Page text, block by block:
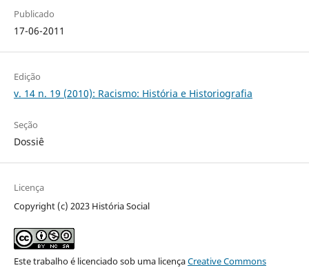
Publicado
17-06-2011
Edição
v. 14 n. 19 (2010): Racismo: História e Historiografia
Seção
Dossiê
Licença
Copyright (c) 2023 História Social
Este trabalho é licenciado sob uma licençaCreative Commons